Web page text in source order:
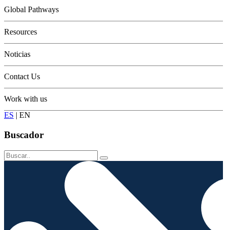
Youth
Adults
Seniors
Conservation
Global Pathways
Resources
Noticias
Contact Us
Work with us
ES | EN
Buscador